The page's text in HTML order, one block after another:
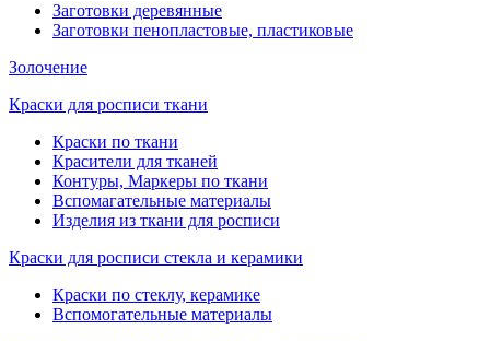
Заготовки деревянные
Заготовки пенопластовые, пластиковые
Золочение
Краски для росписи ткани
Краски по ткани
Красители для тканей
Контуры, Маркеры по ткани
Вспомагательные материалы
Изделия из ткани для росписи
Краски для росписи стекла и керамики
Краски по стеклу, керамике
Вспомогательные материалы